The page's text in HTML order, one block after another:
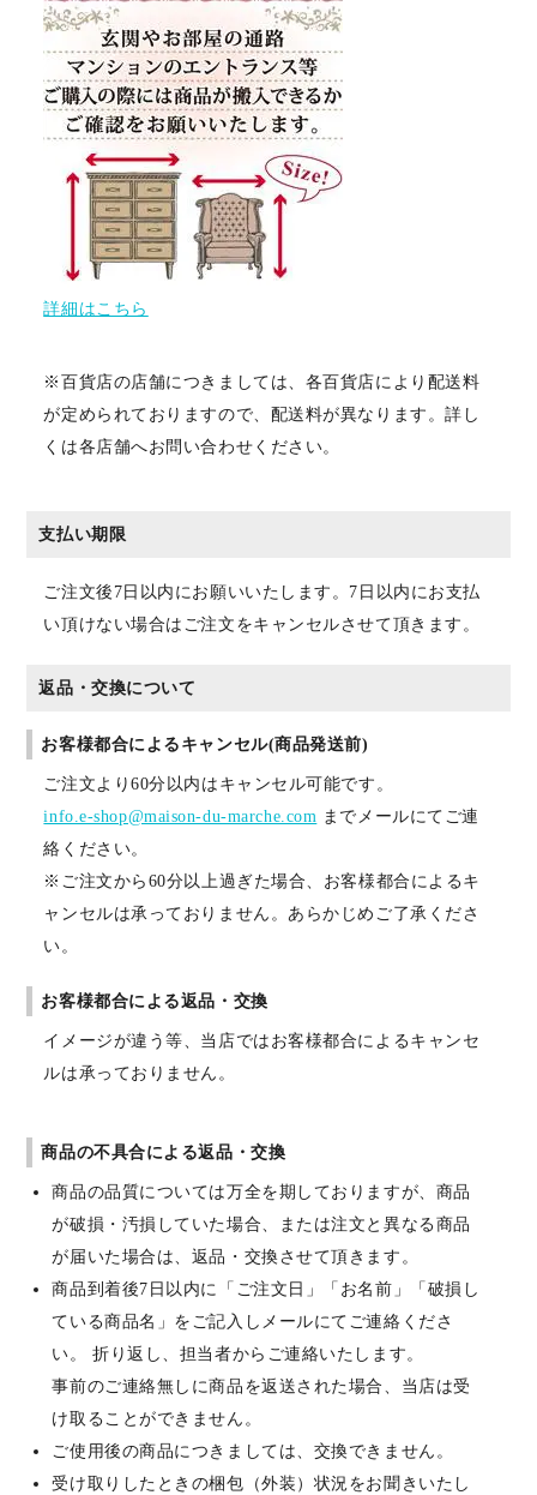
詳細はこちら
※百貨店の店舗につきましては、各百貨店により配送料
が定められておりますので、配送料が異なります。詳し
くは各店舗へお問い合わせください。
支払い期限
ご注文後7日以内にお願いいたします。7日以内にお支払
い頂けない場合はご注文をキャンセルさせて頂きます。
返品・交換について
お客様都合によるキャンセル(商品発送前)
ご注文より60分以内はキャンセル可能です。
info.e-shop@maison-du-marche.com までメールにてご連
絡ください。
※ご注文から60分以上過ぎた場合、お客様都合によるキ
ャンセルは承っておりません。あらかじめご了承くださ
い。
お客様都合による返品・交換
イメージが違う等、当店ではお客様都合によるキャンセ
ルは承っておりません。
商品の不具合による返品・交換
商品の品質については万全を期しておりますが、商品
が破損・汚損していた場合、または注文と異なる商品
が届いた場合は、返品・交換させて頂きます。
商品到着後7日以内に「ご注文日」「お名前」「破損し
ている商品名」をご記入しメールにてご連絡くださ
い。 折り返し、担当者からご連絡いたします。
事前のご連絡無しに商品を返送された場合、当店は受
け取ることができません。
ご使用後の商品につきましては、交換できません。
受け取りしたときの梱包（外装）状況をお聞きいたし